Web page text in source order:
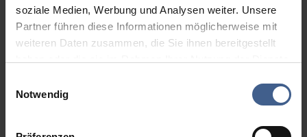
soziale Medien, Werbung und Analysen weiter. Unsere
Partner führen diese Informationen möglicherweise mit
weiteren Daten zusammen, die Sie ihnen bereitgestellt
Weitere Informationen finden Sie in unseren
Notwendig
Back to homepage Go to search (Link offen)